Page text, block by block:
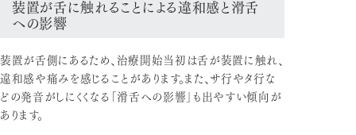
装置が舌に触れることによる違和感と滑舌
への影響
装置が舌側にあるため、治療開始当初は舌が装置に触れ、
違和感や痛みを感じることがあります。また、サ行やタ行な
どの発音がしにくくなる「滑舌への影響」も出やすい傾向が
あります。